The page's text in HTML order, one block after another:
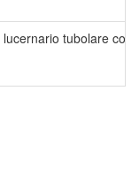
lucernario tubolare